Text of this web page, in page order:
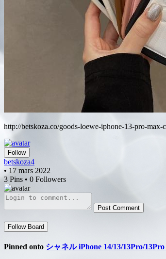
http://betskoza.co/goods-loewe-iphone-13-pro-max-
Follow
betskoza4
• 17 mars 2022
3 Pins • 0 Followers
Post Comment
Follow Board
Pinned onto シャネル iPhone 14/13/13Pro/